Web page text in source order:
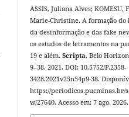
ASSIS, Juliana Alves; KOMESU,
Marie-Christine. A formação do
da desinformação e das fake
os estudos de letramentos na
19 e além.Scripta, Belo
9–38, 2021. DOI: 10.5752/P.2358-
3428.2021v25n54p9-38.
https://periodicos.pucminas.br/
w/27640. Acesso em: 7 ago. 2026.